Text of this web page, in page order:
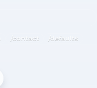
/contact
/defaults